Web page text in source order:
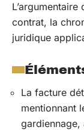
contrat, la
juridique
La facture
mentionnant
gardiennage,